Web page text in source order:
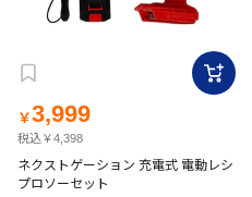
￥3,999
税込￥4,398
ネクストゲーション 充電式 電動レシ
プロソーセット